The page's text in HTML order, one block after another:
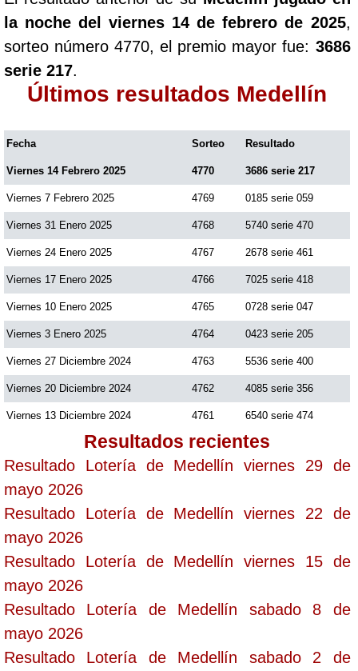
la noche del viernes 14 de febrero de 2025,
sorteo número 4770, el premio mayor fue: 3686
serie 217.
Últimos resultados Medellín
Fecha Sorteo Resultado
Viernes 14 Febrero 2025 4770 3686 serie 217
Viernes 7 Febrero 2025 4769 0185 serie 059
Viernes 31 Enero 2025 4768 5740 serie 470
Viernes 24 Enero 2025 4767 2678 serie 461
Viernes 17 Enero 2025 4766 7025 serie 418
Viernes 10 Enero 2025 4765 0728 serie 047
Viernes 3 Enero 2025 4764 0423 serie 205
Viernes 27 Diciembre 2024 4763 5536 serie 400
Viernes 20 Diciembre 2024 4762 4085 serie 356
Viernes 13 Diciembre 2024 4761 6540 serie 474
Resultados recientes
Resultado Lotería de Medellín viernes 29 de
mayo 2026
Resultado Lotería de Medellín viernes 22 de
mayo 2026
Resultado Lotería de Medellín viernes 15 de
mayo 2026
Resultado Lotería de Medellín sabado 8 de
mayo 2026
Resultado Lotería de Medellín sabado 2 de